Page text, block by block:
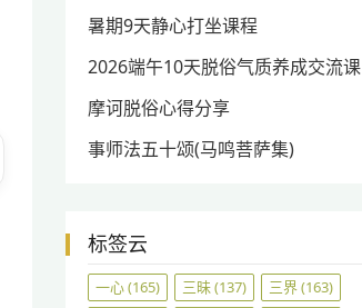
暑期9天静心打坐课程
2026端午10天脱俗气质养成交流课
摩诃脱俗心得分享
事师法五十颂(马鸣菩萨集)
标签云
一心(165) 三昧(137) 三界(163)